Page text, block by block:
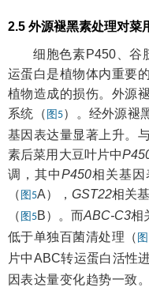
2.5 外源褪黑素处理对菜
细胞色素P450、谷
运蛋白是植物体内重要
植物造成的损伤。外源
系统（ 图5）。经外源褪
基因表达量显著上升。
素后菜用大豆叶片中
调，其中P450相关基因
（ 图5A）， GST22相关
（ 图5B）。而ABC-C3相
低于单独百菌清处理（
片中ABC转运蛋白活性
因表达量变化趋势一致